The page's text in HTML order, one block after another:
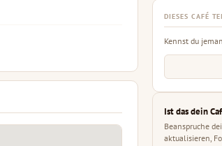
DIESES CAFÉ
Kennst du
Ist das dein
Beanspruche
aktualisieren,